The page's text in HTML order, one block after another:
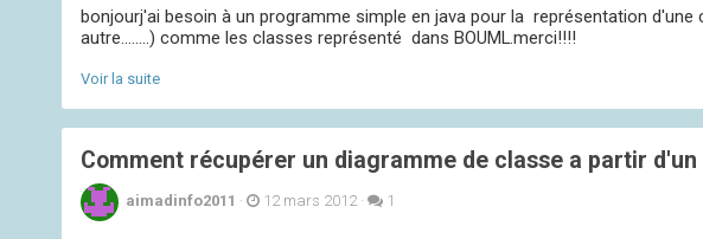
bonjourj'ai besoin à un programme simple en java pour la représentation
autre........) comme les classes représenté dans BOUML.merci!!!!
Voir la suite
Comment récupérer un diagramme de classe a partir
aimadinfo2011 · 12 mars 2012· 1